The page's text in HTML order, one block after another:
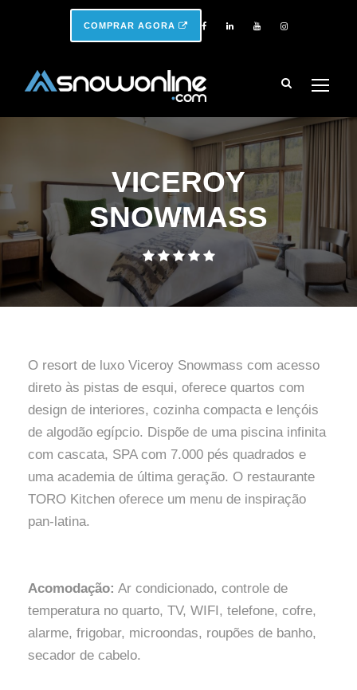
COMPRAR AGORA
VICEROY
SNOWMASS
O resort de luxo Viceroy Snowmass com acesso
direto às pistas de esqui, oferece quartos com
design de interiores, cozinha compacta e lençóis
de algodão egípcio. Dispõe de uma piscina infinita
com cascata, SPA com 7.000 pés quadrados e
uma academia de última geração. O restaurante
TORO Kitchen oferece um menu de inspiração
pan-latina.
Acomodação: Ar condicionado, controle de
temperatura no quarto, TV, WIFI, telefone, cofre,
alarme, frigobar, microondas, roupões de banho,
secador de cabelo.